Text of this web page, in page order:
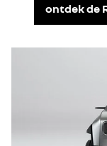
ontdek de